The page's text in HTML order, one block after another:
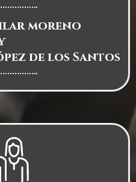
moreno
de los Santos